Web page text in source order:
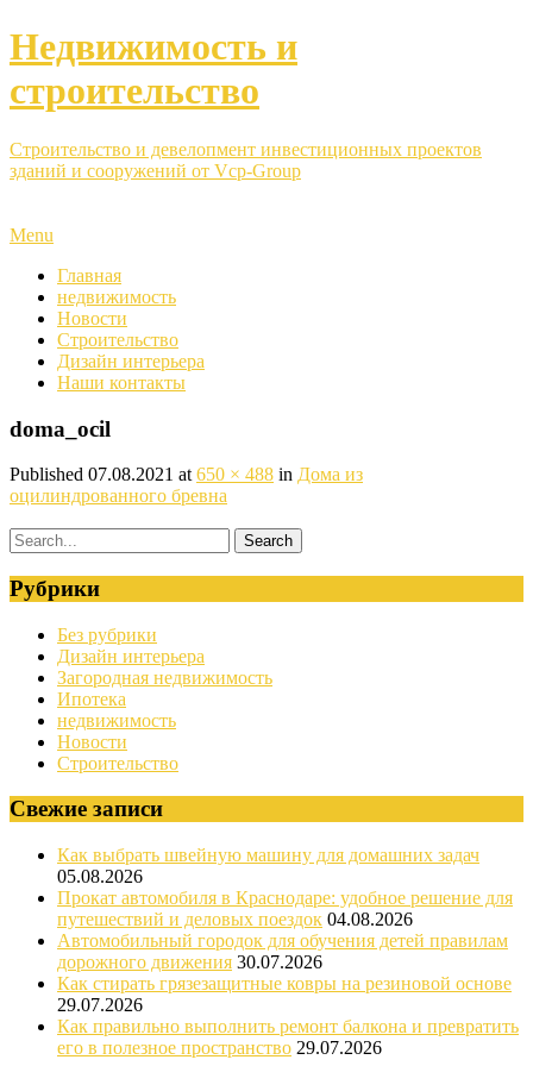
Недвижимость и
строительство
Строительство и девелопмент инвестиционных проектов
зданий и сооружений от Vcp-Group
Menu
Главная
недвижимость
Новости
Строительство
Дизайн интерьера
Наши контакты
doma_ocil
Published 07.08.2021 at 650 × 488 in Дома из
оцилиндрованного бревна
Рубрики
Без рубрики
Дизайн интерьера
Загородная недвижимость
Ипотека
недвижимость
Новости
Строительство
Свежие записи
Как выбрать швейную машину для домашних задач
05.08.2026
Прокат автомобиля в Краснодаре: удобное решение для
путешествий и деловых поездок 04.08.2026
Автомобильный городок для обучения детей правилам
дорожного движения 30.07.2026
Как стирать грязезащитные ковры на резиновой основе
29.07.2026
Как правильно выполнить ремонт балкона и превратить
его в полезное пространство 29.07.2026